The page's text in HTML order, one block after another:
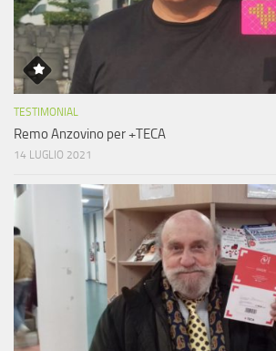
TESTIMONIAL
Remo Anzovino per +TECA
14 LUGLIO 2021